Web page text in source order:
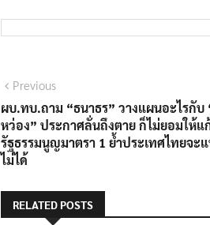
Previous
ผบ.ทบ.ถาม “ธนาธร” วางแผนอะไรกับ
หว่อง” ประกาศลั่นถึงตาย ก็ไม่ยอมให้แ
รัฐธรรมนูญมาตรา 1 ย้ำประเทศไทยจะ
ไม่ได้
RELATED POSTS